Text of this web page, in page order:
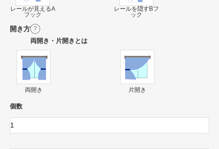
レールが見えるA
フック
レールを隠すBフ
ック
開き方
両開き・片開きとは
両開き 片開き
個数